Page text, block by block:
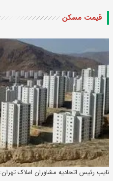
قیمت مسکن
نایب رئیس اتحادیه مشاوران املاک تهران: